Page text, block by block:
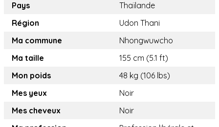
Pays
Thaïlande
Région
Udon Thani
Ma commune
Nhongwuwcho
Ma taille
155 cm (5.1 ft)
Mon poids
48 kg (106 lbs)
Mes yeux
Noir
Mes cheveux
Noir